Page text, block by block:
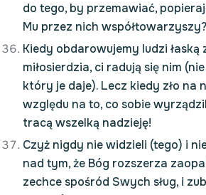
do tego, by przemawiać,
Mu przez nich współtowarzyszy?
Kiedy obdarowujemy ludzi
miłosierdzia, ci radują się nim
który je daje). Lecz kiedy zło na
względu na to, co sobie
tracą wszelką nadzieję!
Czyż nigdy nie widzieli (tego) i
nad tym, że Bóg rozszerza
zechce spośród Swych sług, i